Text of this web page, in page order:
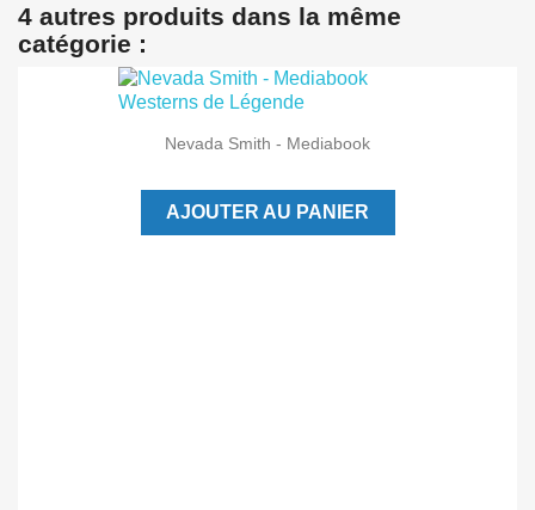
4 autres produits dans la même
catégorie :
Nevada Smith - Mediabook
AJOUTER AU PANIER